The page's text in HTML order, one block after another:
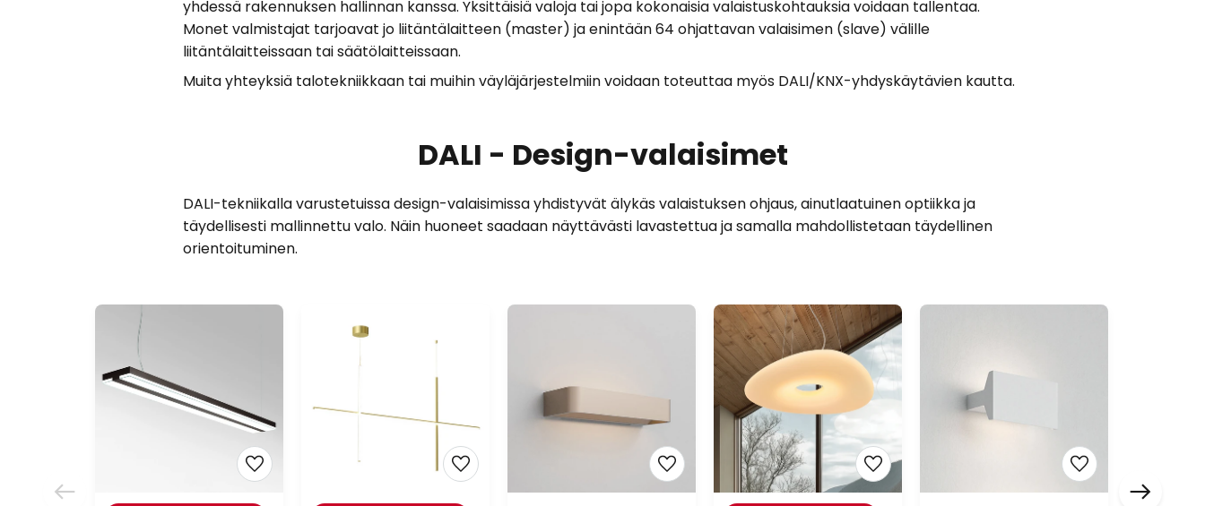
yhdessä rakennuksen hallinnan kanssa. Yksittäisiä valoja tai jopa kokonaisia valaistuskohtauksia voidaan tallentaa.
Monet valmistajat tarjoavat jo liitäntälaitteen (master) ja enintään 64 ohjattavan valaisimen (slave) välille
liitäntälaitteissaan tai säätölaitteissaan.
Muita yhteyksiä talotekniikkaan tai muihin väyläjärjestelmiin voidaan toteuttaa myös DALI/KNX-yhdyskäytävien kautta.
DALI - Design-valaisimet
DALI-tekniikalla varustetuissa design-valaisimissa yhdistyvät älykäs valaistuksen ohjaus, ainutlaatuinen optiikka ja
täydellisesti mallinnettu valo. Näin huoneet saadaan näyttävästi lavastettua ja samalla mahdollistetaan täydellinen
orientoituminen.